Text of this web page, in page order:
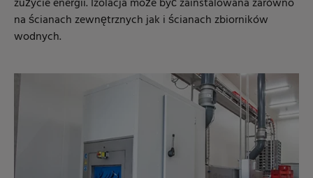
na ścianach zewnętrznych jak i ścianach zbiorników
wodnych.